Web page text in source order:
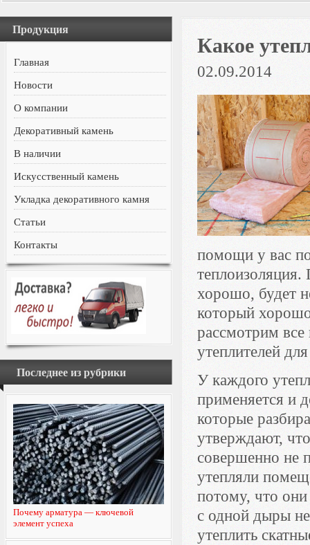
Продукция
Главная
Новости
О компании
Декоративный камень
В наличии
Искусственный камень
Укладка декоративного камня
Статьи
Контакты
Последнее из рубрики
Почему арматура — ключевой
элемент успеха
Какое
02.09.2014
помощи у вас
теплоизоляция.
хорошо, будет
который
рассмотрим все
утеплителей
У каждого
применяется и
которые
утверждают,
совершенно не
утепляли
потому, что
с одной дыры
утеплить